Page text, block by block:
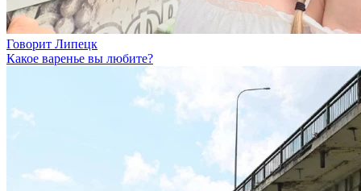
Говорит Липецк
Какое варенье вы любите?